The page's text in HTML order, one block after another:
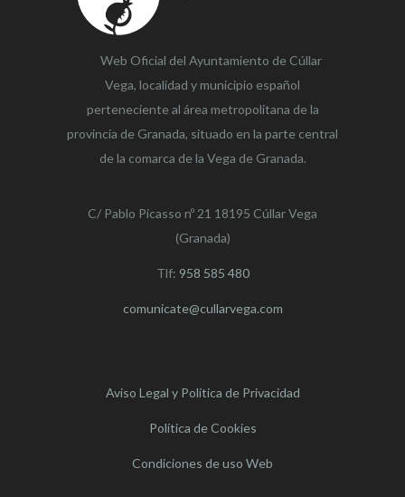
Web Oficial del Ayuntamiento de Cúllar
Vega, localidad y municipio español
perteneciente al área metropolitana de la
provincia de Granada, situado en la parte central
de la comarca de la Vega de Granada.
C/ Pablo Picasso nº 21 18195 Cúllar Vega
(Granada)
Tlf: 958 585 480
comunicate@cullarvega.com
Aviso Legal y Política de Privacidad
Política de Cookies
Condiciones de uso Web